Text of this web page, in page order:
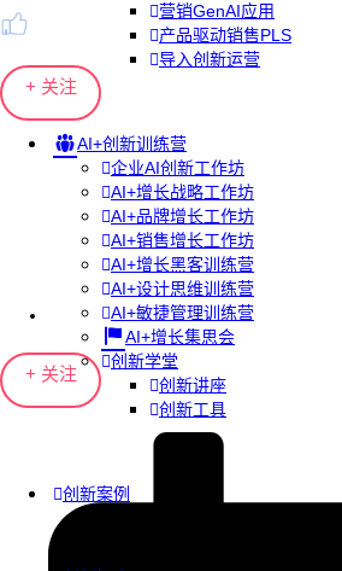
营销GenAI应用
产品驱动销售PLS
导入创新运营
AI+创新训练营
企业AI创新工作坊
AI+增长战略工作坊
AI+品牌增长工作坊
AI+销售增长工作坊
AI+增长黑客训练营
AI+设计思维训练营
AI+敏捷管理训练营
AI+增长集思会
创新学堂
创新讲座
创新工具
创新案例
+ 关注
+ 关注